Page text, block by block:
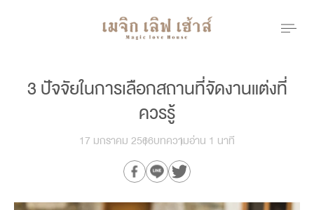
Our Branch
3 ปัจจัยในการเลือกสถานที่จัดงานแต่งที่
ควรรู้
17 มกราคม 2566บทความอ่าน 1 นาที